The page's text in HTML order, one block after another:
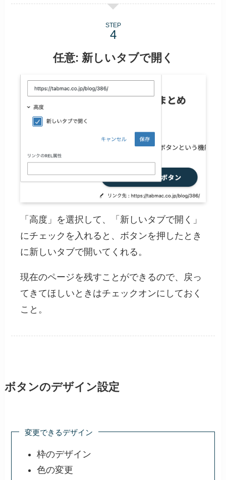
STEP
任意: 新しいタブで開く
「高度」を選択して、「新しいタブで開く」
にチェックを入れると、ボタンを押したとき
に新しいタブで開いてくれる。
現在のページを残すことができるので、戻っ
てきてほしいときはチェックオンにしておく
こと。
ボタンのデザイン設定
変更できるデザイン
枠のデザイン
色の変更